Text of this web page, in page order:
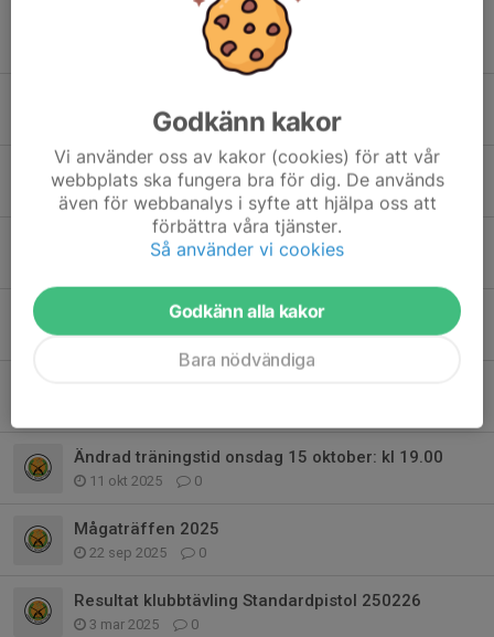
28 jun, 22:05 0
Träningskvällarna flyttar ut
17 maj, 15:01 0
Resultat klubbtävling Fält 260128
Resultat klubbtävling Fält 251126
27 nov 2025 0
Ändrad träningstid onsdag 15 oktober: kl 19.00
11 okt 2025 0
Mågaträffen 2025
22 sep 2025 0
Resultat klubbtävling Standardpistol 250226
3 mar 2025 0
Godkänn kakor
Vi använder oss av kakor (cookies) för att vår
webbplats ska fungera bra för dig. De används
även för webbanalys i syfte att hjälpa oss att
förbättra våra tjänster.
Så använder vi cookies
Godkänn alla kakor
Bara nödvändiga